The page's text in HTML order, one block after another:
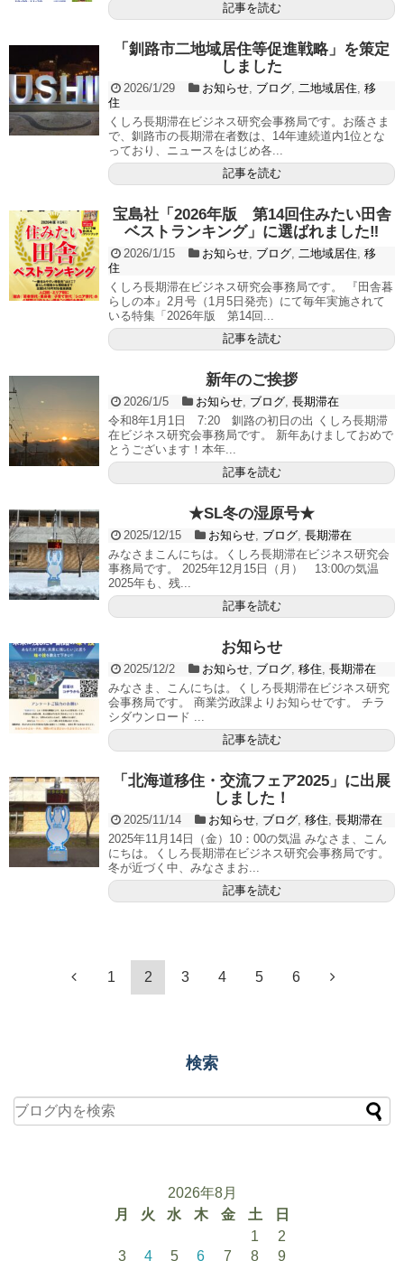
記事を読む
「釧路市二地域居住等促進戦略」を策定
しました
2026/1/29 お知らせ, ブログ, 二地域居住, 移
住
くしろ長期滞在ビジネス研究会事務局です。お蔭さま
で、釧路市の長期滞在者数は、14年連続道内1位とな
っており、ニュースをはじめ各...
記事を読む
宝島社「2026年版 第14回住みたい田舎
ベストランキング」に選ばれました‼
2026/1/15 お知らせ, ブログ, 二地域居住, 移
住
くしろ長期滞在ビジネス研究会事務局です。 『田舎暮
らしの本』2月号（1月5日発売）にて毎年実施されて
いる特集「2026年版 第14回...
記事を読む
新年のご挨拶
2026/1/5 お知らせ, ブログ, 長期滞在
令和8年1月1日 7:20 釧路の初日の出 くしろ長期滞
在ビジネス研究会事務局です。 新年あけましておめで
とうございます！本年...
記事を読む
★SL冬の湿原号★
2025/12/15 お知らせ, ブログ, 長期滞在
みなさまこんにちは。くしろ長期滞在ビジネス研究会
事務局です。 2025年12月15日（月） 13:00の気温
2025年も、残...
記事を読む
お知らせ
2025/12/2 お知らせ, ブログ, 移住, 長期滞在
みなさま、こんにちは。くしろ長期滞在ビジネス研究
会事務局です。 商業労政課よりお知らせです。 チラ
シダウンロード ...
記事を読む
「北海道移住・交流フェア2025」に出展
しました！
2025/11/14 お知らせ, ブログ, 移住, 長期滞在
2025年11月14日（金）10：00の気温 みなさま、こん
にちは。くしろ長期滞在ビジネス研究会事務局です。
冬が近づく中、みなさまお...
記事を読む
1 2 3 4 5 6
検索
2026年8月
月
火 水 木 金 土
日
1
2
3
4 5 6 7 8 9